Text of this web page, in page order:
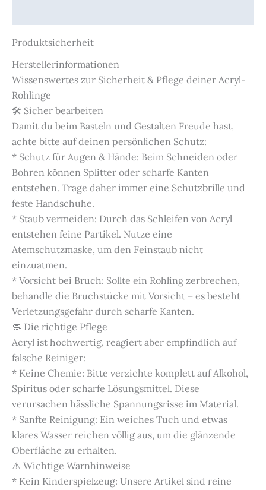
Produktsicherheit
Herstellerinformationen
Wissenswertes zur Sicherheit & Pflege deiner Acryl-
Rohlinge
🛠️ Sicher bearbeiten
Damit du beim Basteln und Gestalten Freude hast,
achte bitte auf deinen persönlichen Schutz:
* Schutz für Augen & Hände: Beim Schneiden oder
Bohren können Splitter oder scharfe Kanten
entstehen. Trage daher immer eine Schutzbrille und
feste Handschuhe.
* Staub vermeiden: Durch das Schleifen von Acryl
entstehen feine Partikel. Nutze eine
Atemschutzmaske, um den Feinstaub nicht
einzuatmen.
* Vorsicht bei Bruch: Sollte ein Rohling zerbrechen,
behandle die Bruchstücke mit Vorsicht – es besteht
Verletzungsgefahr durch scharfe Kanten.
🧼 Die richtige Pflege
Acryl ist hochwertig, reagiert aber empfindlich auf
falsche Reiniger:
* Keine Chemie: Bitte verzichte komplett auf Alkohol,
Spiritus oder scharfe Lösungsmittel. Diese
verursachen hässliche Spannungsrisse im Material.
* Sanfte Reinigung: Ein weiches Tuch und etwas
klares Wasser reichen völlig aus, um die glänzende
Oberfläche zu erhalten.
⚠️ Wichtige Warnhinweise
* Kein Kinderspielzeug: Unsere Artikel sind reine